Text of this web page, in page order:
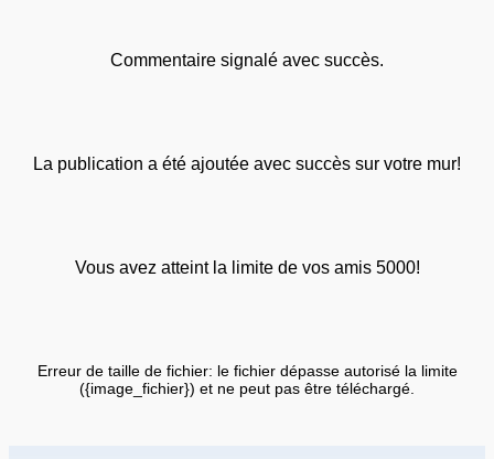
Commentaire signalé avec succès.
La publication a été ajoutée avec succès sur votre mur!
Vous avez atteint la limite de vos amis 5000!
Erreur de taille de fichier: le fichier dépasse autorisé la limite
({image_fichier}) et ne peut pas être téléchargé.